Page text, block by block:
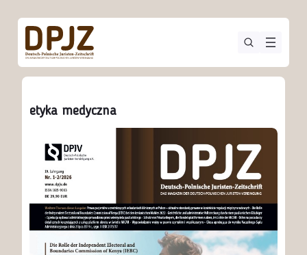
etyka medyczna